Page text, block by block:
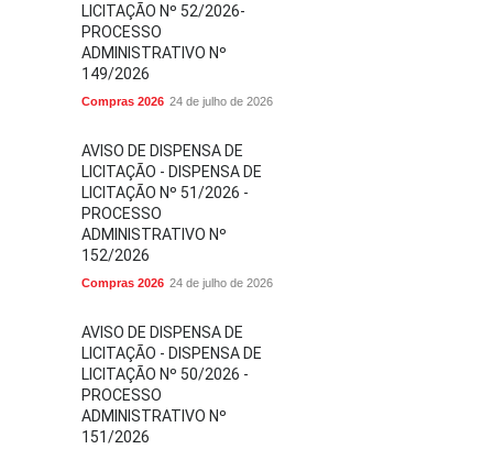
LICITAÇÃO Nº 52/2026-
PROCESSO
ADMINISTRATIVO Nº
149/2026
Compras 2026 24 de julho de 2026
AVISO DE DISPENSA DE
LICITAÇÃO - DISPENSA DE
LICITAÇÃO Nº 51/2026 -
PROCESSO
ADMINISTRATIVO Nº
152/2026
Compras 2026 24 de julho de 2026
AVISO DE DISPENSA DE
LICITAÇÃO - DISPENSA DE
LICITAÇÃO Nº 50/2026 -
PROCESSO
ADMINISTRATIVO Nº
151/2026